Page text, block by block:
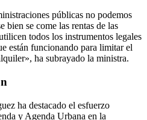
rentas del alquiler.
públicas no podemos
bien se come las rentas de las
todos los instrumentos legales
ha subrayado la ministra.